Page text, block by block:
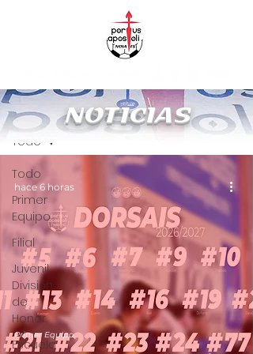
NOTICIAS
Todo
Primer
Equipo
Filial
Juvenil
División
de
Honor
Escuela
Todo
Primer Equipo
hace 6 horas
NOTICIAS